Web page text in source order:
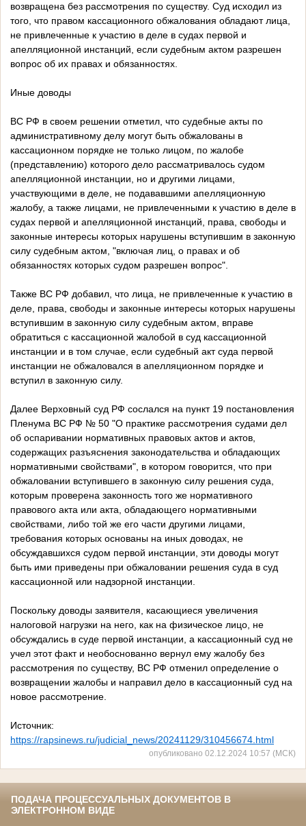
возвращена без рассмотрения по существу. Суд исходил из
того, что правом кассационного обжалования обладают лица,
не привлеченные к участию в деле в судах первой и
апелляционной инстанций, если судебным актом разрешен
вопрос об их правах и обязанностях.
Иные доводы
ВС РФ в своем решении отметил, что судебные акты по
административному делу могут быть обжалованы в
кассационном порядке не только лицом, по жалобе
(представлению) которого дело рассматривалось судом
апелляционной инстанции, но и другими лицами,
участвующими в деле, не подававшими апелляционную
жалобу, а также лицами, не привлеченными к участию в деле в
судах первой и апелляционной инстанций, права, свободы и
законные интересы которых нарушены вступившим в законную
силу судебным актом, "включая лиц, о правах и об
обязанностях которых судом разрешен вопрос".
Также ВС РФ добавил, что лица, не привлеченные к участию в
деле, права, свободы и законные интересы которых нарушены
вступившим в законную силу судебным актом, вправе
обратиться с кассационной жалобой в суд кассационной
инстанции и в том случае, если судебный акт суда первой
инстанции не обжаловался в апелляционном порядке и
вступил в законную силу.
Далее Верховный суд РФ сослался на пункт 19 постановления
Пленума ВС РФ № 50 "О практике рассмотрения судами дел
об оспаривании нормативных правовых актов и актов,
содержащих разъяснения законодательства и обладающих
нормативными свойствами", в котором говорится, что при
обжаловании вступившего в законную силу решения суда,
которым проверена законность того же нормативного
правового акта или акта, обладающего нормативными
свойствами, либо той же его части другими лицами,
требования которых основаны на иных доводах, не
обсуждавшихся судом первой инстанции, эти доводы могут
быть ими приведены при обжаловании решения суда в суд
кассационной или надзорной инстанции.
Поскольку доводы заявителя, касающиеся увеличения
налоговой нагрузки на него, как на физическое лицо, не
обсуждались в суде первой инстанции, а кассационный суд не
учел этот факт и необоснованно вернул ему жалобу без
рассмотрения по существу, ВС РФ отменил определение о
возвращении жалобы и направил дело в кассационный суд на
новое рассмотрение.
Источник:
https://rapsinews.ru/judicial_news/20241129/310456674.html
опубликовано 02.12.2024 10:57 (МСК)
ПОДАЧА ПРОЦЕССУАЛЬНЫХ ДОКУМЕНТОВ В
ЭЛЕКТРОННОМ ВИДЕ